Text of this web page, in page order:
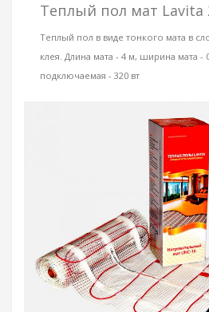
Теплый пол мат Lavita
Теплый пол в виде тонкого мата в
клея. Длина мата - 4 м, ширина мата
подключаемая - 320 вт